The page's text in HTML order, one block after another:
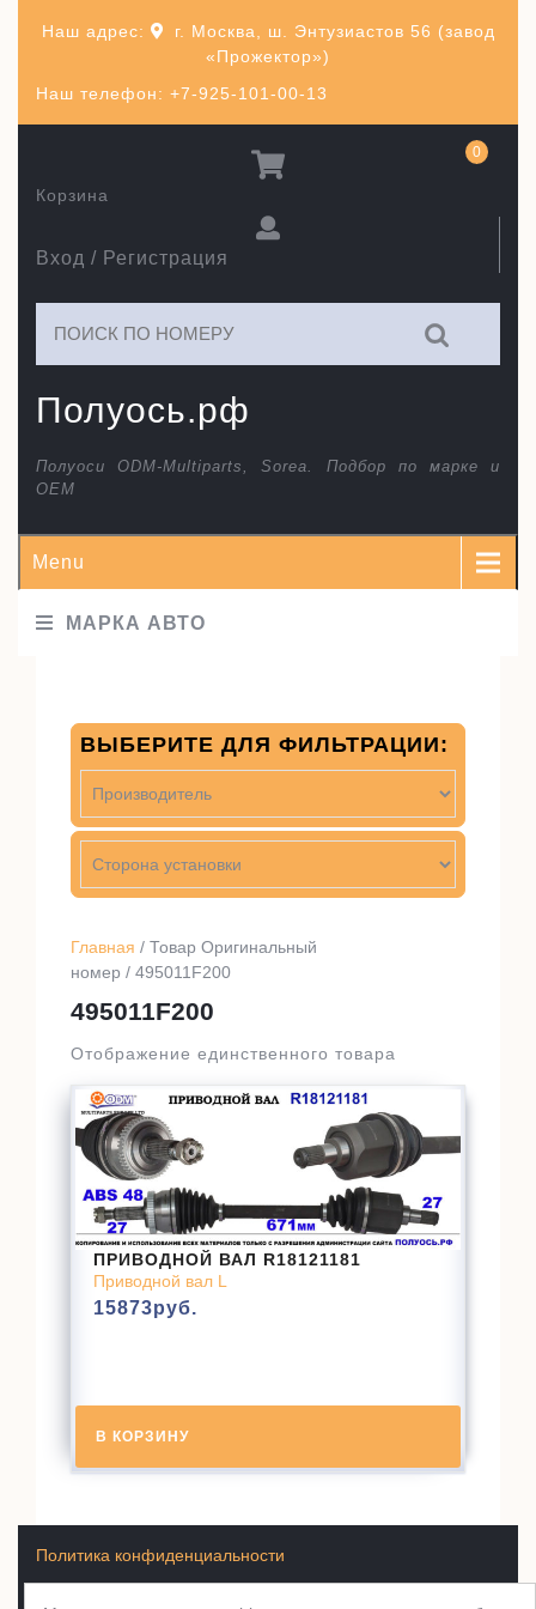
Наш телефон: +7-925-101-00-13
Наш адрес:
г. Москва, ш. Энтузиастов 56 (завод
«Прожектор»)
Полуось.рф
Полуоси ODM-Multiparts, Sorea. Подбор по марке и
ОЕМ
Вход / Регистрация
Корзина
0
Menu
МАРКА АВТО
Главная / Товар Оригинальный
номер / 495011F200
495011F200
Отображение единственного товара
ПРИВОДНОЙ ВАЛ R18121181
Приводной вал L
15873руб.
В КОРЗИНУ
ВЫБЕРИТЕ ДЛЯ ФИЛЬТРАЦИИ:
Политика конфиденциальности